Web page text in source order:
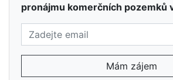
pronájmu komerčních pozemků
Mám zájem